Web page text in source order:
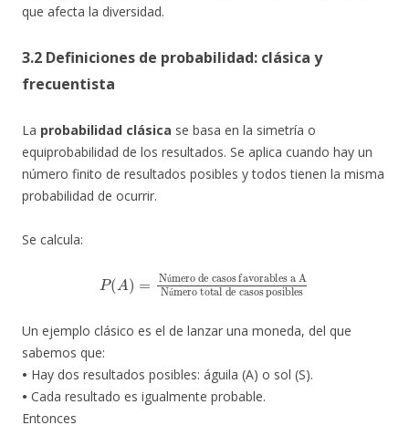
que afecta la diversidad.
3.2 Definiciones de probabilidad: clásica y
frecuentista
La probabilidad clásica se basa en la simetría o
equiprobabilidad de los resultados. Se aplica cuando hay un
número finito de resultados posibles y todos tienen la misma
probabilidad de ocurrir.
Se calcula:
ú
P =
Número de casos favorables a A
Número total de casos posibles
Un ejemplo clásico es el de lanzar una moneda, del que
sabemos que:
• Hay dos resultados posibles: águila (A) o sol (S).
• Cada resultado es igualmente probable.
Entonces